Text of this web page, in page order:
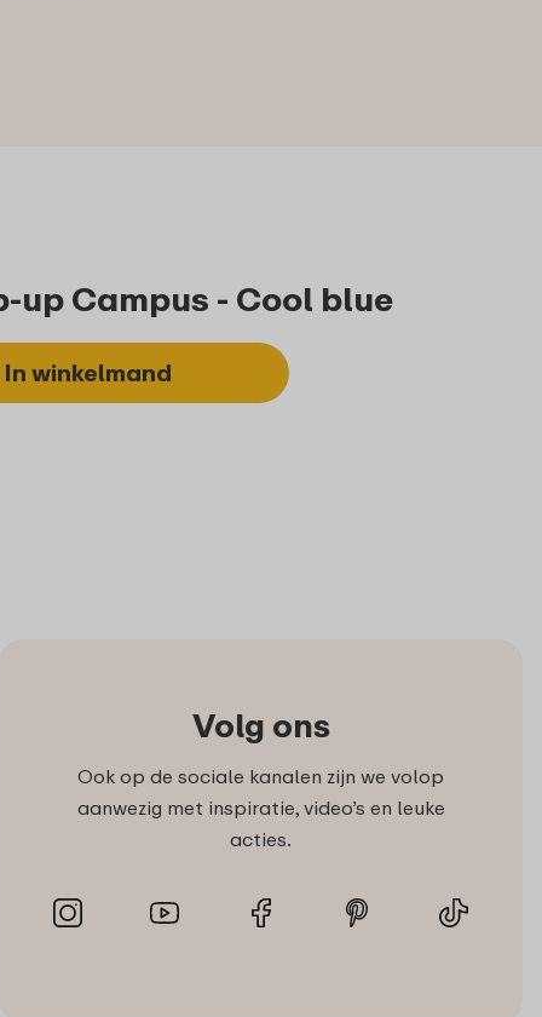
Campus - Cool blue
In winkelmand
Volg ons
Ook op de sociale kanalen zijn we volop
aanwezig met inspiratie, video’s en leuke
acties.